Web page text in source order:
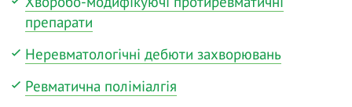
препарати
Неревматологічні дебюти захворювань
Ревматична поліміалгія